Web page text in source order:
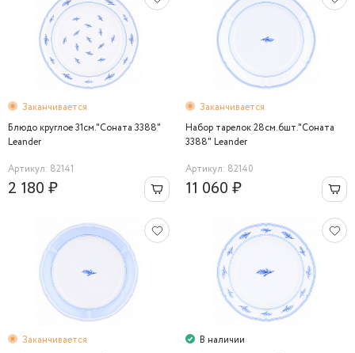
Заканчивается
Блюдо круглое 31см."Соната 3388"
Leander
Артикул: 82141
2 180 ₽
Заканчивается
Набор тарелок 28см.6шт."Соната
3388" Leander
Артикул: 82140
11 060 ₽
Заканчивается
В наличии